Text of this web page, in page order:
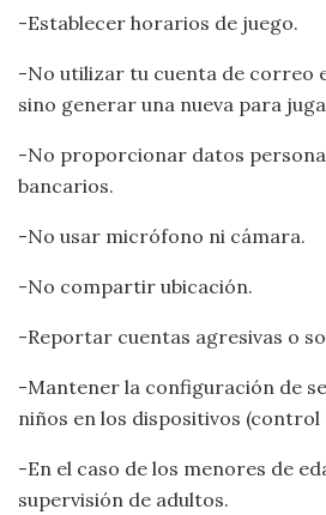
-Establecer horarios de juego.
-No utilizar tu cuenta de correo
sino generar una nueva para
-No proporcionar datos
bancarios.
-No usar micrófono ni cámara.
-No compartir ubicación.
-Reportar cuentas agresivas o
-Mantener la configuración de
niños en los dispositivos (control
-En el caso de los menores de
supervisión de adultos.